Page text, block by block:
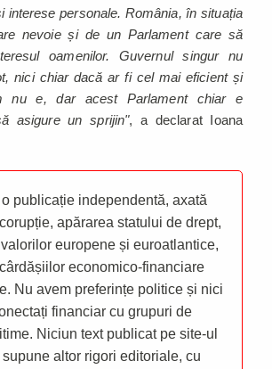
interese personale. România, în situația
nevoie și de un Parlament care să
oamenilor. Guvernul singur nu
nici chiar dacă ar fi cel mai eficient și
nu e, dar acest Parlament chiar e
asigure un sprijin", a declarat Ioana
o publicație independentă, axată
apărarea statului de drept,
europene și euroatlantice,
economico-financiare
Nu avem preferințe politice și nici
financiar cu grupuri de
Niciun text publicat pe site-ul
altor rigori editoriale, cu